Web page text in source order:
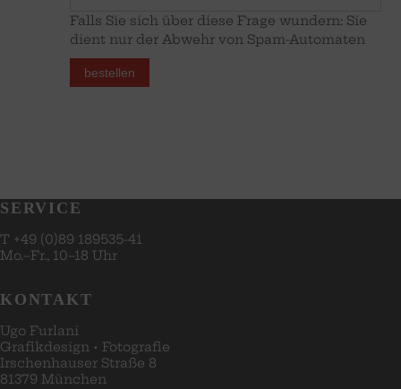
Falls Sie sich über diese Frage wundern: Sie
dient nur der Abwehr von Spam-Automaten
SERVICE
T +49 (0)89 189535-41
Mo.–Fr., 10–18 Uhr
KONTAKT
Ugo Furlani
Grafikdesign · Fotografie
Irschenhauser Straße 8
81379 München